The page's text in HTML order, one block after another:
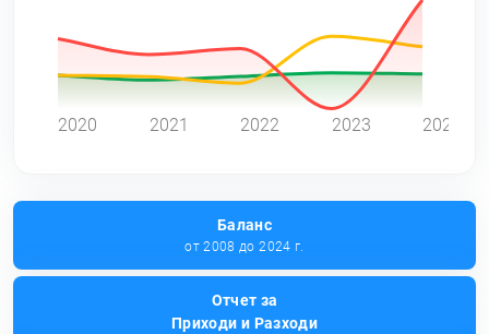
2020 2021 2022 2023 2024
Баланс
от 2008 до 2024 г.
Отчет за
Приходи и Разходи